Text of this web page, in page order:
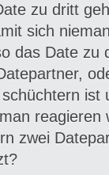
zu dritt
sich
das Date zu
ist
reagieren
zwei